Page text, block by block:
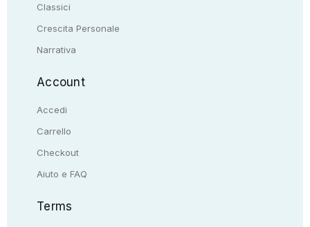
Classici
Crescita Personale
Narrativa
Account
Accedi
Carrello
Checkout
Aiuto e FAQ
Terms